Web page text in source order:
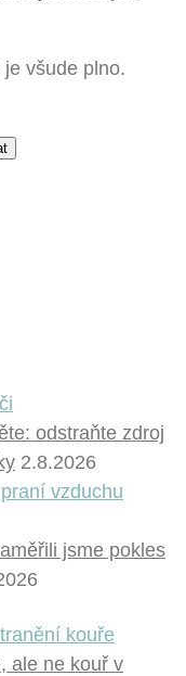
všude plno.
odstraňte zdroj
2.8.2026
jsme pokles
ale ne kouř v